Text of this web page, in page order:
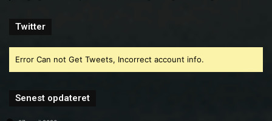
Twitter
Error Can not Get Tweets, Incorrect account info.
Senest opdateret